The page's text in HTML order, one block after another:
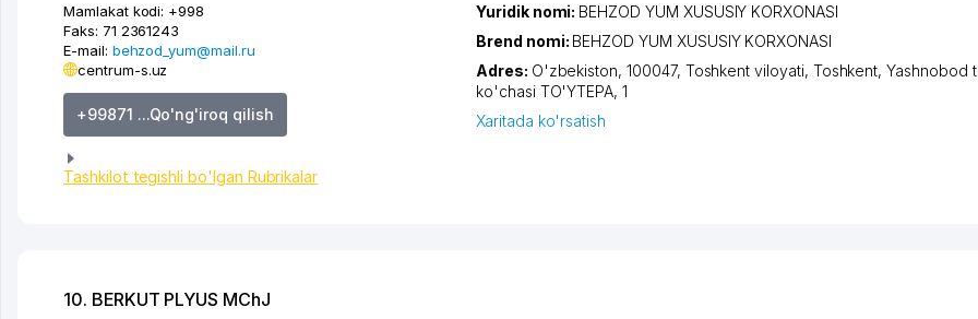
Mamlakat kodi: +998
Faks: 71 2361243
E-mail: behzod_yum@mail.ru
centrum-s.uz
+99871 ...Qo'ng'iroq qilish
Tashkilot tegishli bo'lgan Rubrikalar
Yuridik nomi: BEHZOD YUM XUSUSIY KORXONASI
Brend nomi: BEHZOD YUM XUSUSIY KORXONASI
Adres: O'zbekiston, 100047, Toshkent viloyati, Toshkent,Yashnobod
ko'chasi TO'YTEPA, 1
Xaritada ko'rsatish
10. BERKUT PLYUS MChJ